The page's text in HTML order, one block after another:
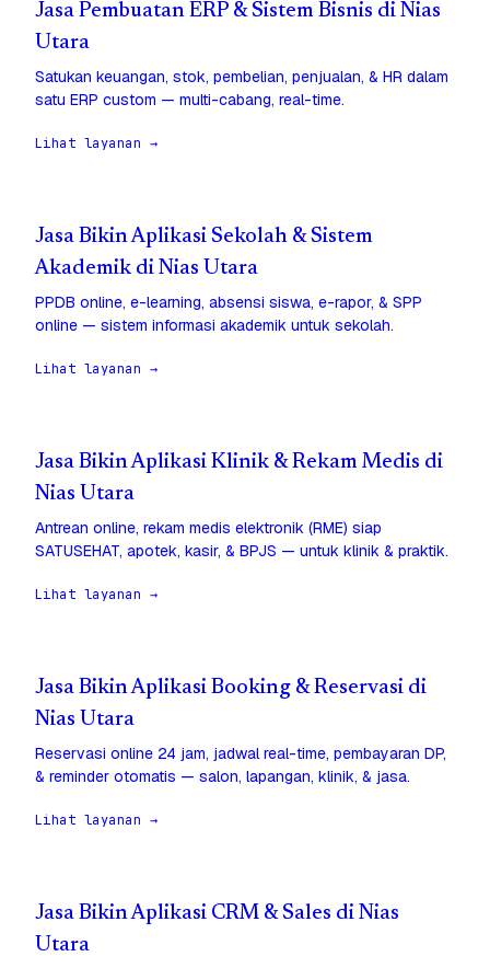
Jasa Pembuatan ERP & Sistem Bisnis di Nias
Utara
Satukan keuangan, stok, pembelian, penjualan, & HR dalam
satu ERP custom — multi-cabang, real-time.
Lihat layanan →
Jasa Bikin Aplikasi Sekolah & Sistem
Akademik di Nias Utara
PPDB online, e-learning, absensi siswa, e-rapor, & SPP
online — sistem informasi akademik untuk sekolah.
Lihat layanan →
Jasa Bikin Aplikasi Klinik & Rekam Medis di
Nias Utara
Antrean online, rekam medis elektronik (RME) siap
SATUSEHAT, apotek, kasir, & BPJS — untuk klinik & praktik.
Lihat layanan →
Jasa Bikin Aplikasi Booking & Reservasi di
Nias Utara
Reservasi online 24 jam, jadwal real-time, pembayaran DP,
& reminder otomatis — salon, lapangan, klinik, & jasa.
Lihat layanan →
Jasa Bikin Aplikasi CRM & Sales di Nias
Utara